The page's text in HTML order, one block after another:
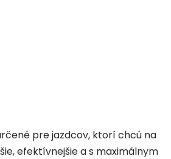
pre jazdcov, ktorí chcú na
efektívnejšie a s maximálnym